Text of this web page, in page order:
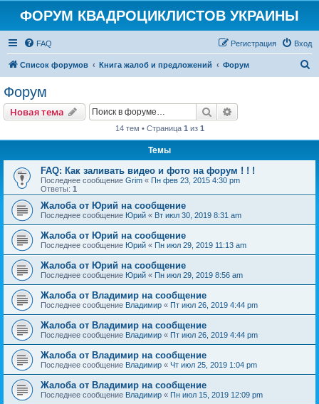
ФОРУМ КВАДРОЦИКЛИСТОВ УКРАИНЫ
FAQ Вход
Регистрация
Список форумов Книга жалоб и предложений Форум
Форум
Новая тема Поиск
14 тем • Страница 1 из 1
Темы
FAQ: Как заливать видео и фото на форум ! ! !
Последнее сообщение Grim « Пн фев 23, 2015 4:30 pm
Ответы: 1
Жалоба от Юрий на сообщение
Последнее сообщение Юрий « Вт июл 30, 2019 8:31 am
Жалоба от Юрий на сообщение
Последнее сообщение Юрий « Пн июл 29, 2019 11:13 am
Жалоба от Юрий на сообщение
Последнее сообщение Юрий « Пн июл 29, 2019 8:56 am
Жалоба от Владимир на сообщение
Последнее сообщение Владимир « Пт июл 26, 2019 4:44 pm
Жалоба от Владимир на сообщение
Последнее сообщение Владимир « Пт июл 26, 2019 4:44 pm
Жалоба от Владимир на сообщение
Последнее сообщение Владимир « Чт июл 25, 2019 1:04 pm
Жалоба от Владимир на сообщение
Последнее сообщение Владимир « Пн июл 15, 2019 12:09 pm